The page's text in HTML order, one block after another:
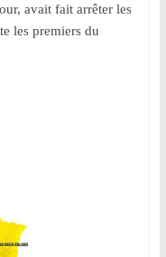
avait fait arrêter les
les premiers du